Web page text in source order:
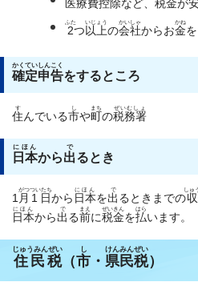
医療費控除など、 税金が
2
ふた
つ 以上
いじょう
の会社
かいしゃ
からお金
かね
確定申告
かくていしんこく
をするところ
住
す
んでいる市
し
や町
まち
の税務署
ぜいむしょ
日本
にほん
から出
で
るとき
1月
がつ
1日
ついたち
から 日本
にほん
を出
で
るときまでの
しゅ
日本
にほん
から 出
で
る前
まえ
に税金
ぜいきん
を払
はら
います。
住民税
じゅうみんぜい
（市
し
・ 県民税
けんみんぜい
）